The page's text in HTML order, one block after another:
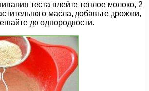
теста влейте теплое молоко, 2
масла, добавьте дрожжи,
до однородности.